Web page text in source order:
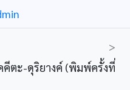
>
ตะ-ดุริยางค์ (พิมพ์ครั้งที่